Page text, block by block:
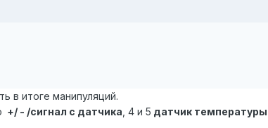
в итоге манипуляций.
+/ - /сигнал с датчика , 4 и 5 датчик